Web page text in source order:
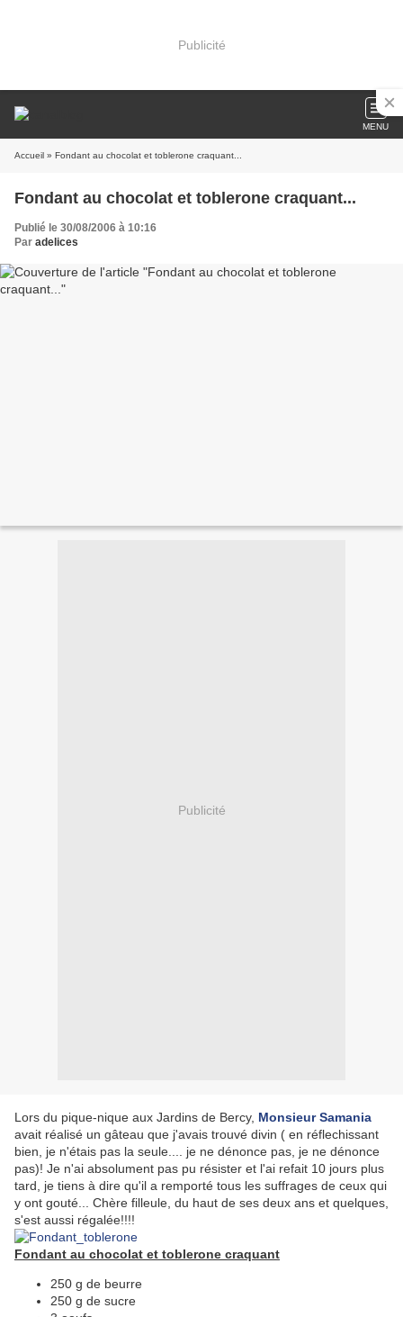
Publicité
MENU
Accueil » Fondant au chocolat et toblerone craquant...
Fondant au chocolat et toblerone craquant...
Publié le 30/08/2006 à 10:16
Par adelices
Publicité
Lors du pique-nique aux Jardins de Bercy, Monsieur Samania
avait réalisé un gâteau que j'avais trouvé divin ( en réflechissant
bien, je n'étais pas la seule.... je ne dénonce pas, je ne dénonce
pas)! Je n'ai absolument pas pu résister et l'ai refait 10 jours plus
tard, je tiens à dire qu'il a remporté tous les suffrages de ceux qui
y ont gouté... Chère filleule, du haut de ses deux ans et quelques,
s'est aussi régalée!!!!
Fondant au chocolat et toblerone craquant
250 g de beurre
250 g de sucre